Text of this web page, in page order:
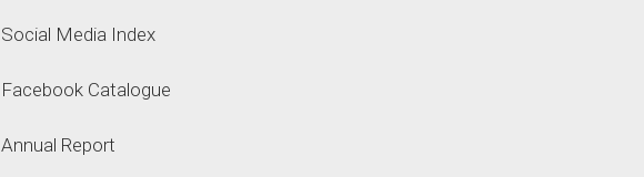
Social Media Index
Facebook Catalogue
Annual Report